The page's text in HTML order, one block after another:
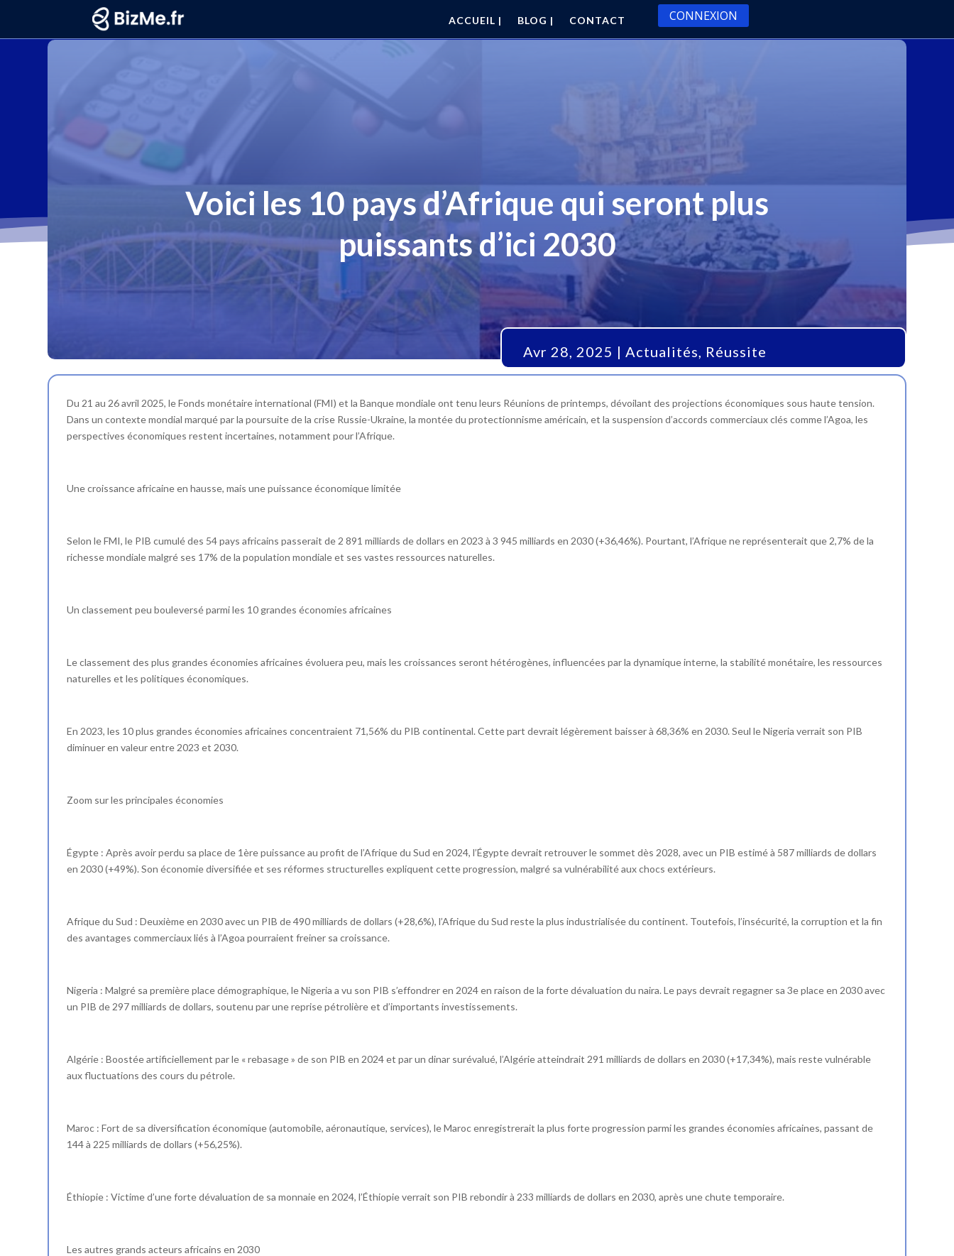
ACCUEIL | BLOG | CONTACT CONNEXION
Voici les 10 pays d’Afrique qui seront plus
puissants d’ici 2030
Avr 28, 2025 |Actualités, Réussite
Du 21 au 26 avril 2025, le Fonds monétaire international (FMI) et la Banque mondiale ont tenu leurs Réunions de printemps, dévoilant des projections économiques sous haute tension.
Dans un contexte mondial marqué par la poursuite de la crise Russie-Ukraine, la montée du protectionnisme américain, et la suspension d’accords commerciaux clés comme l’Agoa, les
perspectives économiques restent incertaines, notamment pour l’Afrique.
Une croissance africaine en hausse, mais une puissance économique limitée
Selon le FMI, le PIB cumulé des 54 pays africains passerait de 2 891 milliards de dollars en 2023 à 3 945 milliards en 2030 (+36,46%). Pourtant, l’Afrique ne représenterait que 2,7% de la
richesse mondiale malgré ses 17% de la population mondiale et ses vastes ressources naturelles.
Un classement peu bouleversé parmi les 10 grandes économies africaines
Le classement des plus grandes économies africaines évoluera peu, mais les croissances seront hétérogènes, influencées par la dynamique interne, la stabilité monétaire, les ressources
naturelles et les politiques économiques.
En 2023, les 10 plus grandes économies africaines concentraient 71,56% du PIB continental. Cette part devrait légèrement baisser à 68,36% en 2030. Seul le Nigeria verrait son PIB
diminuer en valeur entre 2023 et 2030.
Zoom sur les principales économies
Égypte : Après avoir perdu sa place de 1ère puissance au profit de l’Afrique du Sud en 2024, l’Égypte devrait retrouver le sommet dès 2028, avec un PIB estimé à 587 milliards de dollars
en 2030 (+49%). Son économie diversifiée et ses réformes structurelles expliquent cette progression, malgré sa vulnérabilité aux chocs extérieurs.
Afrique du Sud : Deuxième en 2030 avec un PIB de 490 milliards de dollars (+28,6%), l’Afrique du Sud reste la plus industrialisée du continent. Toutefois, l’insécurité, la corruption et la fin
des avantages commerciaux liés à l’Agoa pourraient freiner sa croissance.
Nigeria : Malgré sa première place démographique, le Nigeria a vu son PIB s’effondrer en 2024 en raison de la forte dévaluation du naira. Le pays devrait regagner sa 3e place en 2030 avec
un PIB de 297 milliards de dollars, soutenu par une reprise pétrolière et d’importants investissements.
Algérie : Boostée artificiellement par le « rebasage » de son PIB en 2024 et par un dinar surévalué, l’Algérie atteindrait 291 milliards de dollars en 2030 (+17,34%), mais reste vulnérable
aux fluctuations des cours du pétrole.
Maroc : Fort de sa diversification économique (automobile, aéronautique, services), le Maroc enregistrerait la plus forte progression parmi les grandes économies africaines, passant de
144 à 225 milliards de dollars (+56,25%).
Éthiopie : Victime d’une forte dévaluation de sa monnaie en 2024, l’Éthiopie verrait son PIB rebondir à 233 milliards de dollars en 2030, après une chute temporaire.
Les autres grands acteurs africains en 2030